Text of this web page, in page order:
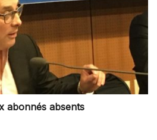
abonnés absents